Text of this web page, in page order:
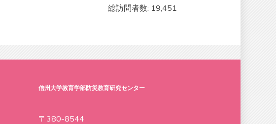
総訪問者数: 19,451
信州大学教育学部防災教育研究センター
〒380-8544